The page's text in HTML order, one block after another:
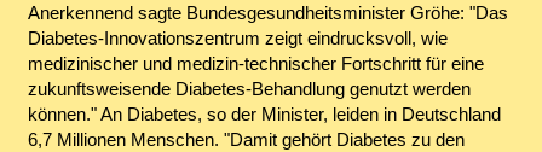
Anerkennend sagte Bundesgesundheitsminister Gröhe: "Das
Diabetes-Innovationszentrum zeigt eindrucksvoll, wie
medizinischer und medizin-technischer Fortschritt für eine
zukunftsweisende Diabetes-Behandlung genutzt werden
können." An Diabetes, so der Minister, leiden in Deutschland
6,7 Millionen Menschen. "Damit gehört Diabetes zu den